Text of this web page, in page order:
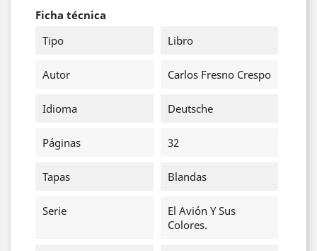
Ficha técnica
Tipo
Libro
Autor Carlos Fresno Crespo
Idioma Deutsche
Páginas 32
Tapas Blandas
Serie
El Avión Y Sus
Colores.